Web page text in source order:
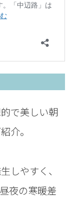
で美しい朝
介。
しやすく、
夜の寒暖差